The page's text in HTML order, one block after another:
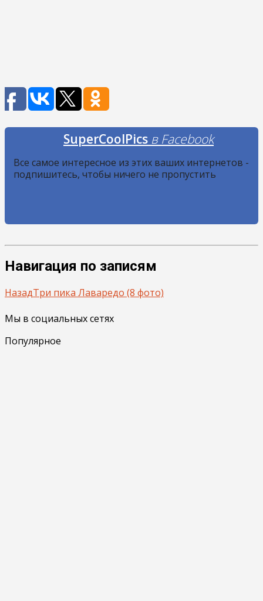
SuperCoolPics в Facebook
Все самое интересное из этих ваших интернетов -
подпишитесь, чтобы ничего не пропустить
Навигация по записям
НазадТри пика Лаваредо (8 фото)
Мы в социальных сетях
Популярное